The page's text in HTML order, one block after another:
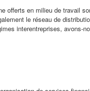
offerts en milieu de travail
le réseau de
interentreprises,